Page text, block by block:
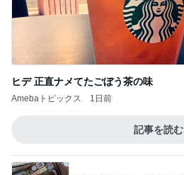
ヒデ 正直ナメてたごぼう茶の味
Amebaトピックス 1日前
記事を読む